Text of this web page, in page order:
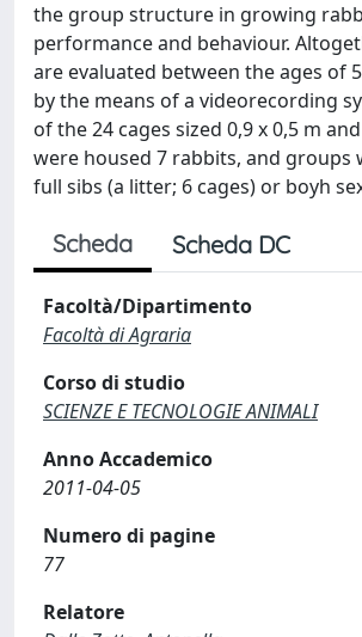
the group structure in growing
performance and behaviour.
are evaluated between the ages of
by the means of a videorecording
of the 24 cages sized 0,9 x 0,5 m
were housed 7 rabbits, and groups
full sibs (a litter; 6 cages) or boyh
Scheda Scheda DC
Facoltà/Dipartimento
Facoltà di Agraria
Corso di studio
SCIENZE E TECNOLOGIE ANIMALI
Anno Accademico
2011-04-05
Numero di pagine
77
Relatore